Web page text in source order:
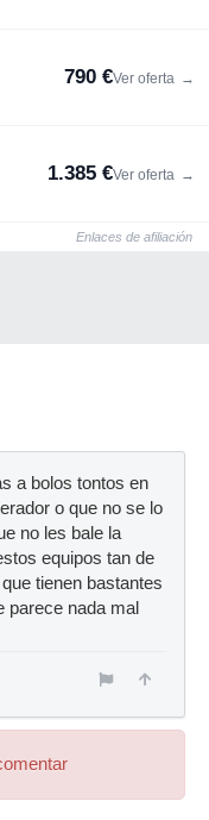
790 €Ver oferta →
1.385 €Ver oferta →
Enlaces de afiliación
a bolos tontos en
o que no se lo
no les bale la
equipos tan de
tienen bastantes
parece nada mal